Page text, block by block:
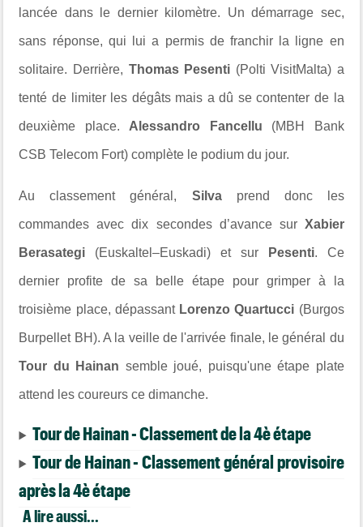
lancée dans le dernier kilomètre. Un démarrage sec,
sans réponse, qui lui a permis de franchir la ligne en
solitaire. Derrière, Thomas Pesenti (Polti VisitMalta) a
tenté de limiter les dégâts mais a dû se contenter de la
deuxième place. Alessandro Fancellu (MBH Bank
CSB Telecom Fort) complète le podium du jour.
Au classement général, Silva prend donc les
commandes avec dix secondes d’avance sur Xabier
Berasategi (Euskaltel–Euskadi) et sur Pesenti. Ce
dernier profite de sa belle étape pour grimper à la
troisième place, dépassantLorenzo Quartucci (Burgos
Burpellet BH). A la veille de l'arrivée finale, le général du
Tour du Hainan semble joué, puisqu'une étape plate
attend les coureurs ce dimanche.
Tour de Hainan - Classement de la 4è étape
Tour de Hainan - Classement général provisoire
après la 4è étape
A lire aussi...